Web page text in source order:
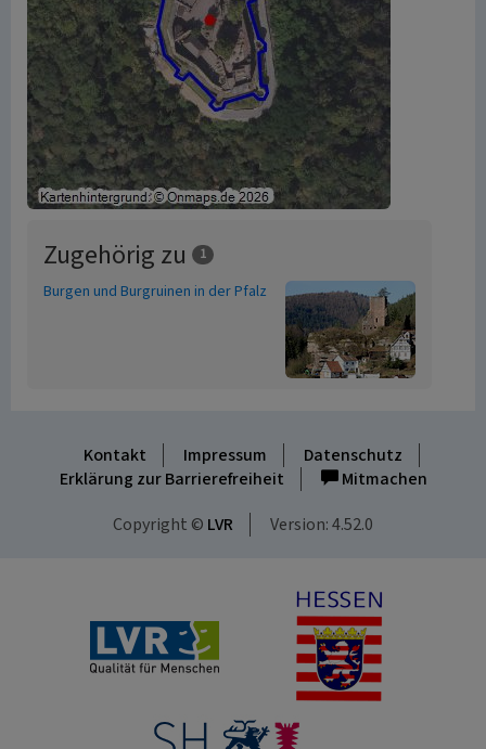
Zugehörig zu 1
Burgen und Burgruinen in der Pfalz
Kontakt Impressum
Datenschutz
Erklärung zur Barrierefreiheit
Mitmachen
Copyright © LVR Version: 4.52.0